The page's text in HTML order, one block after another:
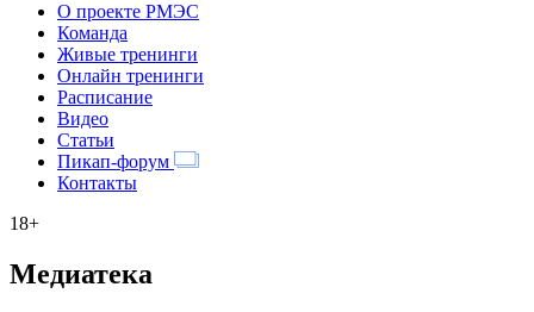
О проекте РМЭС
Команда
Живые тренинги
Онлайн тренинги
Расписание
Видео
Статьи
Пикап-форум
Контакты
18+
Медиатека